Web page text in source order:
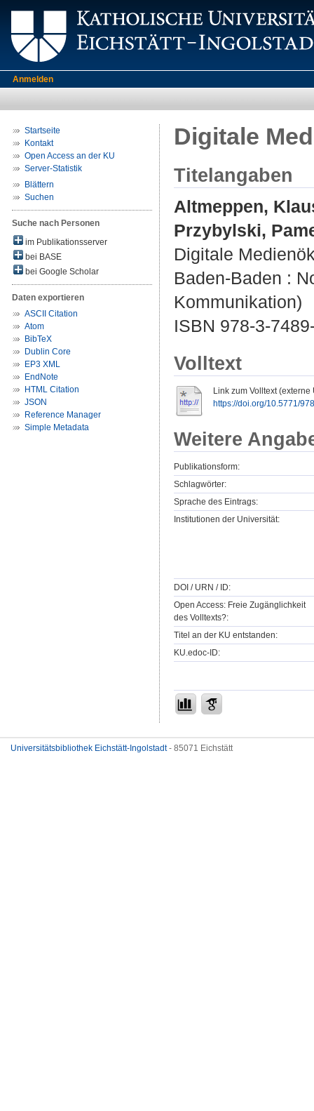
Anmelden
Startseite
Kontakt
Open Access an der KU
Server-Statistik
Blättern
Suchen
Suche nach Personen
im Publikationsserver
bei BASE
bei Google Scholar
Daten exportieren
ASCII Citation
Atom
BibTeX
Dublin Core
EP3 XML
EndNote
HTML Citation
JSON
Reference Manager
Simple Metadata
Digitale
Titelangaben
Altmeppen,
Przybylski,
Digitale
Baden-Baden :
Kommunikation)
ISBN 978-3-
Volltext
Link zum Volltext (externe
https://doi.org/10.5771/
Weitere
Publikationsform:
Schlagwörter:
Sprache des Eintrags:
Institutionen der Universität:
DOI / URN / ID:
Open Access: Freie Zugänglichkeit
des Volltexts?:
Titel an der KU entstanden:
KU.edoc-ID:
Universitätsbibliothek Eichstätt-Ingolstadt- 85071 Eichstätt